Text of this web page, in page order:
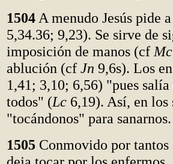
1504 A menudo Jesús pide
5,34.36; 9,23). Se sirve de
imposición de manos (cf Mc
ablución (cf Jn 9,6s). Los
1,41; 3,10; 6,56) "pues
todos" (Lc 6,19). Así, en
"tocándonos" para sanarnos.
1505 Conmovido por